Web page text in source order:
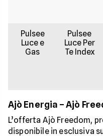
Pulsee
Luce e
Gas
Pulsee
Luce Per
Te Index
Ajò Energia – Ajò
L’offerta Ajò Freedom,
disponibile in esclusiva